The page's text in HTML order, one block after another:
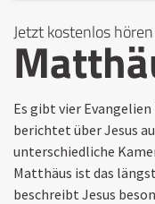
Jetzt kostenlos hören
Es gibt vier
berichtet über Jesus
unterschiedliche
Matthäus ist das
beschreibt Jesus